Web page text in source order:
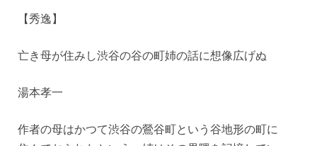
【秀逸】
亡き母が住みし渋谷の谷の町姉の話に想像広げぬ
湯本孝一
作者の母はかつて渋谷の鶯谷町という谷地形の町に